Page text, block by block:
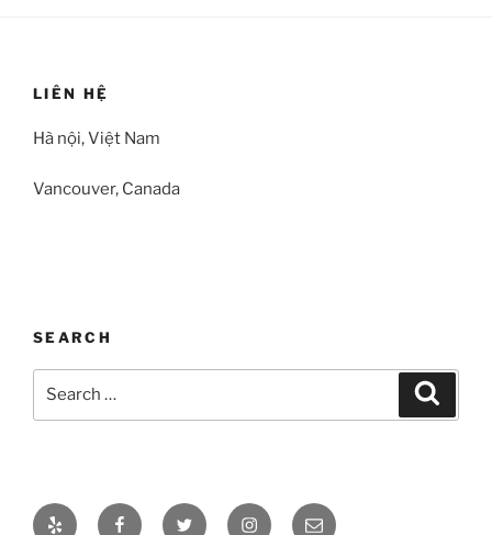
LIÊN HỆ
Hà nội, Việt Nam
Vancouver, Canada
SEARCH
Yelp FacebookTwitter InstagramEmail